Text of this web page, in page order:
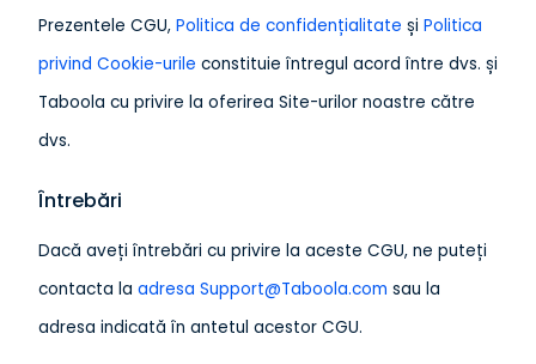
Prezentele CGU, Politica de confidențialitate și Politica
privind Cookie-urile constituie întregul acord între dvs. și
Taboola cu privire la oferirea Site-urilor noastre către
dvs.
Întrebări
Dacă aveți întrebări cu privire la aceste CGU, ne puteți
contacta la adresa Support@Taboola.com sau la
adresa indicată în antetul acestor CGU.